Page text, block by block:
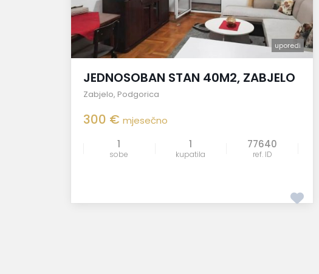
uporedi
JEDNOSOBAN STAN 40M2, ZABJELO
Zabjelo, Podgorica
300 € mjesečno
1
sobe
1
kupatila
77640
ref. ID
uporedi